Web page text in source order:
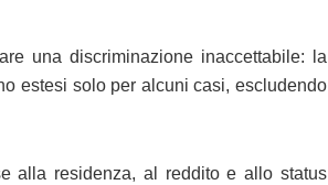
una discriminazione inaccettabile: la
estesi solo per alcuni casi, escludendo
alla residenza, al reddito e allo status